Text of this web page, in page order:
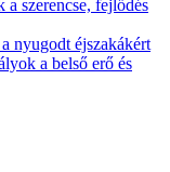
szerencse, fejlődés
nyugodt éjszakákért
a belső erő és